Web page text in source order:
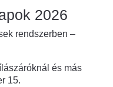
2026
rendszerben –
és más
15.